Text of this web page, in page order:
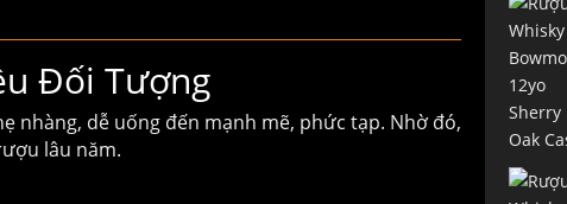
Đối Tượng
nhàng, dễ uống đến mạnh mẽ, phức tạp. Nhờ đó,
lâu năm.